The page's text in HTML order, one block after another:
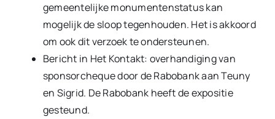
gemeentelijke monumentenstatus kan
mogelijk de sloop tegenhouden. Het is akkoord
om ook dit verzoek te ondersteunen.
Bericht in Het Kontakt: overhandiging van
sponsorcheque door de Rabobank aan Teuny
en Sigrid. De Rabobank heeft de expositie
gesteund.